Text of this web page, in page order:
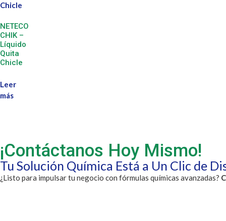
NETECO
CHIK –
Líquido
Quita
Chicle
Leer
más
¡Contáctanos Hoy Mismo!
Tu Solución Química Está a Un Clic de
¿Listo para impulsar tu negocio con fórmulas químicas avanzadas?